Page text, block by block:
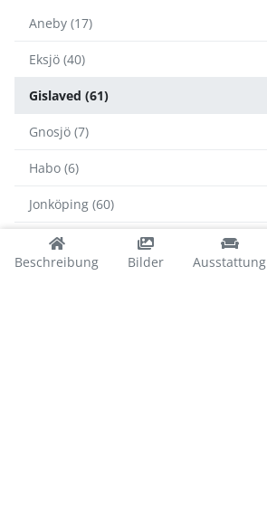
Beschreibung Bilder Ausstattung
Aneby (17)
Eksjö (40)
Gislaved (61)
Gnosjö (7)
Habo (6)
Jonköping (60)
Mullsjö (19)